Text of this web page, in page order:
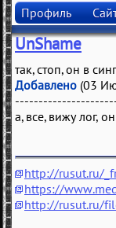
Профиль
UnShame
так, стоп, он в
Добавлено (03
а, все, вижу лог,
http://rusut.ru/
https://
http://rusut.ru/